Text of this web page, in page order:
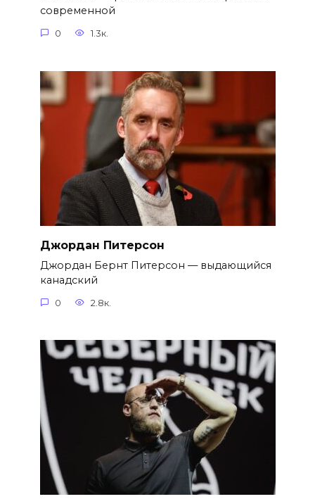
современной
0 1.3к.
Джордан Питерсон
Джордан Бернт Питерсон — выдающийся
канадский
0 2.8к.